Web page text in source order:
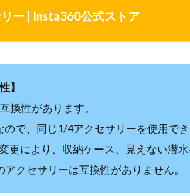
ー | Insta360公式ストア
】
換性があります。
で、同じ1/4アクセサリーを使⽤でき
更により、収納ケース、⾒えない潜
クセサリーは互換性がありません。